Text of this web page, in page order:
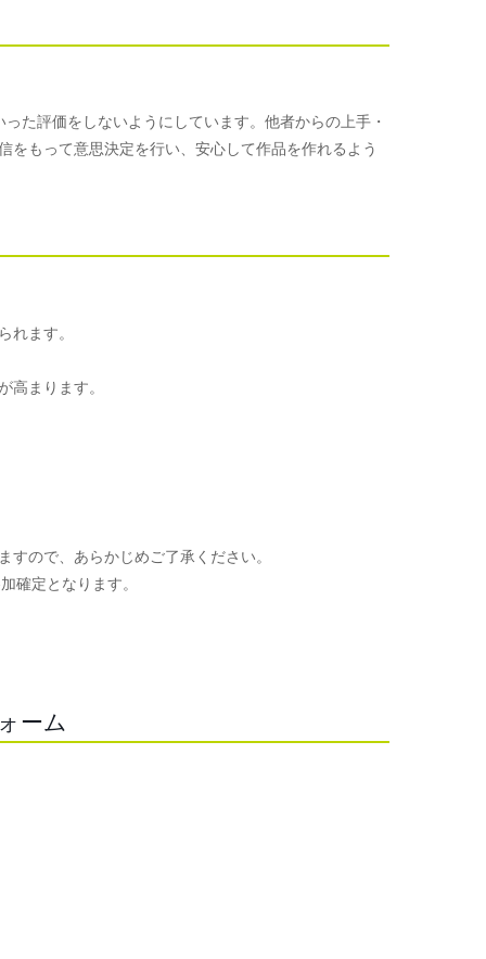
た評価をしないようにしています。他者からの上手・
もって意思決定を行い、安心して作品を作れるよう
ます。
まります。
ので、あらかじめご了承ください。
確定となります。
ーム